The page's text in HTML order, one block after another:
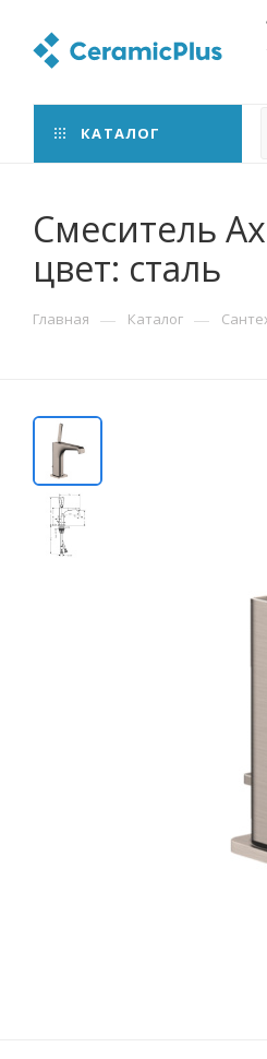
КАТАЛОГ
Смеситель
цвет: сталь
Главная — Каталог —